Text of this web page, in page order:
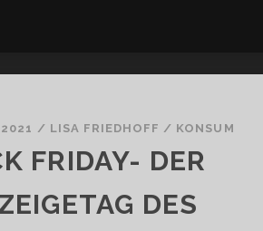
/ LISA FRIEDHOFF / KONSUM
FRIDAY- DER
DES